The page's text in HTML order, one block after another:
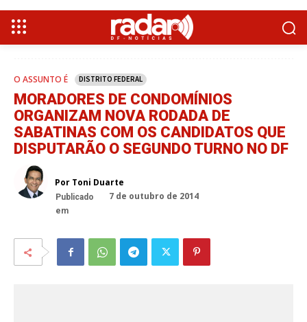
O ASSUNTO É DISTRITO FEDERAL
MORADORES DE CONDOMÍNIOS
ORGANIZAM NOVA RODADA DE
SABATINAS COM OS CANDIDATOS QUE
DISPUTARÃO O SEGUNDO TURNO NO DF
Por Toni Duarte
Publicado
em
7 de outubro de 2014